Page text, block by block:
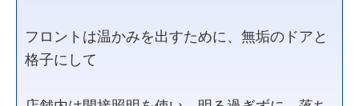
フロントは温かみを出すために、無垢のドアと
格子にして